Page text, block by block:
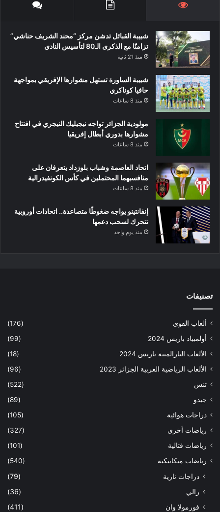
شبيبة القبائل تدشن مركز “محند الشريف حناشي”
تزامنًا مع الذكرى الـ80 لتأسيس النادي
منذ 21 ثانية
شبيبة الساورة تستهل مشوارها الإفريقي بمواجهة
حافيا كوناكري
منذ 8 ساعات
مولودية الجزائر تواجه نيجيليك النيجري في افتتاح
مشوارها بدوري أبطال إفريقيا
منذ 8 ساعات
اتحاد العاصمة وشباب بلوزداد يتعرفان على
منافسيهما المحتملين في كأس الكونفيدرالية
منذ 8 ساعات
إنفانتينو يواجه ضغوطًا متصاعدة.. اتحادات أوروبية
تتحرك لسحب دعمها
منذ يوم واحد
تصنيفات
ألعاب القوى
(176)
أولمبياد باريس 2024
(99)
الألعاب البارالمبية باريس 2024
(18)
الألعاب الرياضية العربية الجزائر 2023
(96)
تنس
(522)
جيدو
(89)
دراجات هوائية
(105)
رياضات أخرى
(327)
رياضات قتالية
(101)
رياضات ميكانيكية
(540)
دراجات نارية
(79)
رالي
(36)
فورمولا وان
(411)